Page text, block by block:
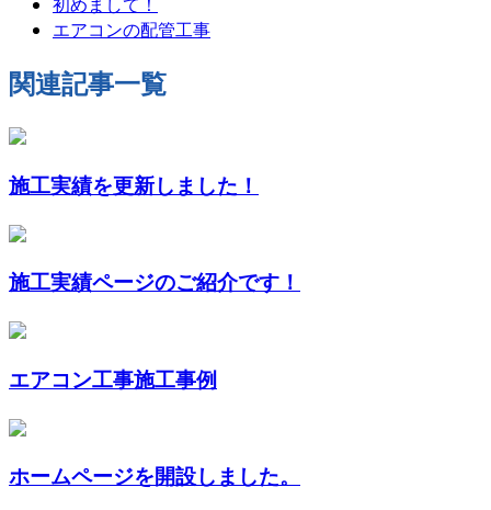
初めまして！
エアコンの配管工事
関連記事一覧
施工実績を更新しました！
施工実績ページのご紹介です！
エアコン工事施工事例
ホームページを開設しました。